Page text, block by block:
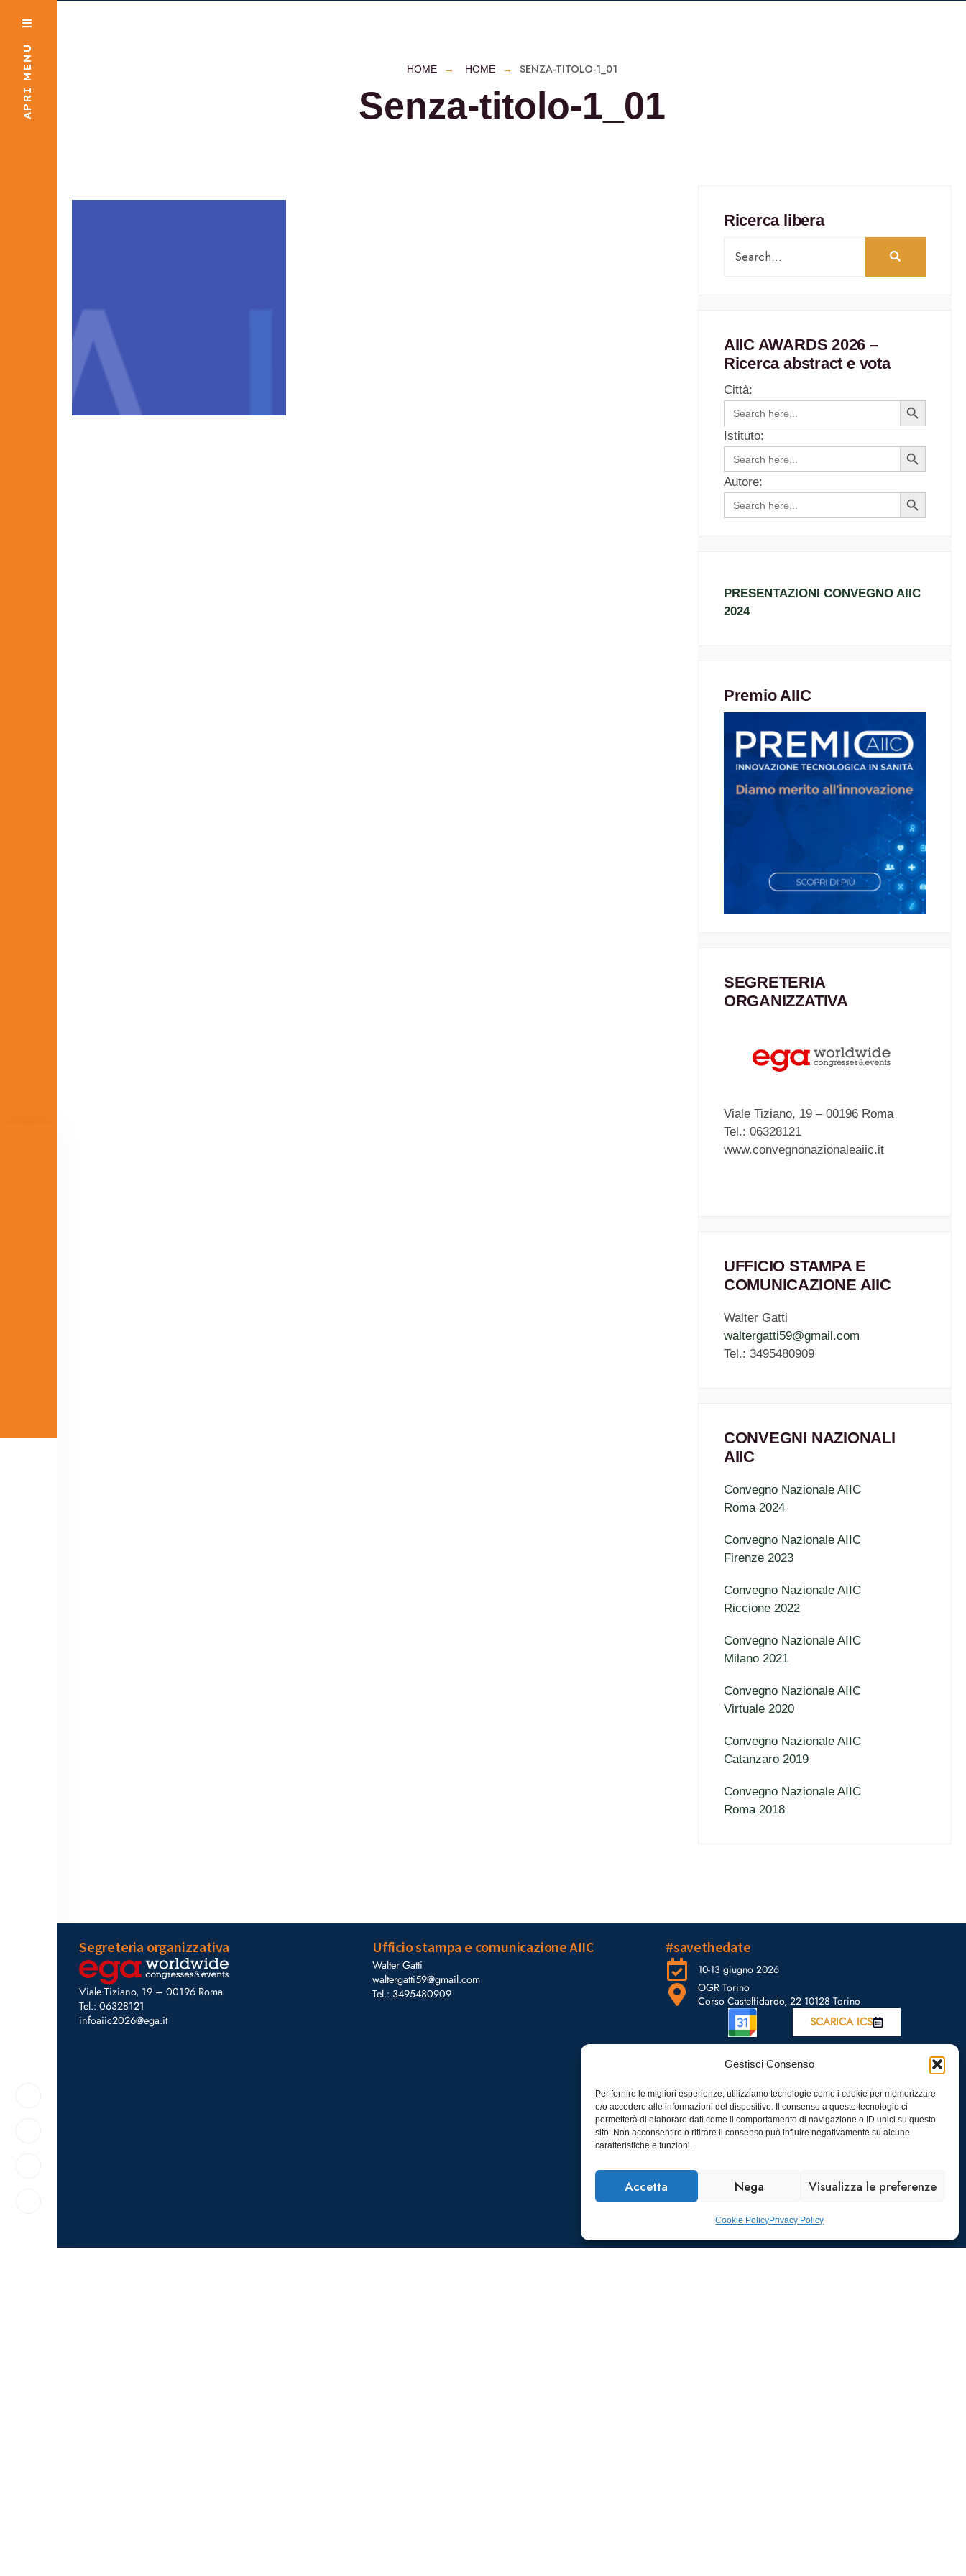
Gestisci Consenso
Per fornire le migliori esperienze, utilizziamo tecnologie come i cookie per memorizzare
e/o accedere alle informazioni del dispositivo. Il consenso a queste tecnologie ci
permetterà di elaborare dati come il comportamento di navigazione o ID unici su questo
sito. Non acconsentire o ritirare il consenso può influire negativamente su alcune
caratteristiche e funzioni.
Accetta Nega Visualizza le preferenze
Cookie PolicyPrivacy Policy
APRI MENU HOME HOME SENZA-TITOLO-1_01
Senza-titolo-1_01
Ricerca libera
AIIC AWARDS 2026 –
Ricerca abstract e vota
Città:
Search
for:
Search
Button
Istituto:
Search
for:
Search
Button
Autore:
Search
for:
Search
Button
PRESENTAZIONI CONVEGNO AIIC
2024
Premio AIIC
SEGRETERIA
ORGANIZZATIVA
Viale Tiziano, 19 – 00196 Roma
Tel.: 06328121
www.convegnonazionaleaiic.it
UFFICIO STAMPA E
COMUNICAZIONE AIIC
Walter Gatti
waltergatti59@gmail.com
Tel.: 3495480909
CONVEGNI NAZIONALI
AIIC
Convegno Nazionale AIIC
Roma 2024
Convegno Nazionale AIIC
Firenze 2023
Convegno Nazionale AIIC
Riccione 2022
Convegno Nazionale AIIC
Milano 2021
Convegno Nazionale AIIC
Virtuale 2020
Convegno Nazionale AIIC
Catanzaro 2019
Convegno Nazionale AIIC
Roma 2018
Segreteria organizzativa
Viale Tiziano, 19 – 00196 Roma
Tel.: 06328121
infoaiic2026@ega.it
Ufficio stampa e comunicazione AIIC
Walter Gatti
waltergatti59@gmail.com
Tel.: 3495480909
#savethedate
10-13 giugno 2026
OGR Torino
Corso Castelfidardo, 22 10128 Torino
SCARICA ICS